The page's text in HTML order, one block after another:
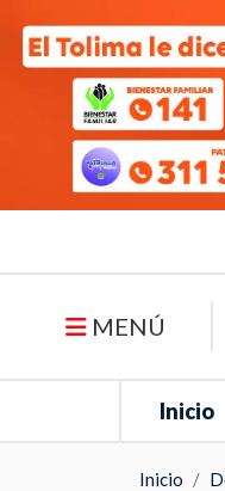
MENÚ
Inicio
Inicio